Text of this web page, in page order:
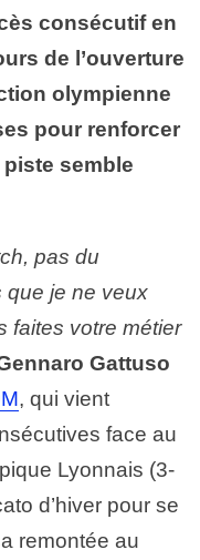
consécutif en
de l’ouverture
olympienne
pour renforcer
piste semble
pas du
que je ne veux
faites votre métier
Gattuso
, qui vient
face au
Lyonnais (3-
d’hiver pour se
remontée au